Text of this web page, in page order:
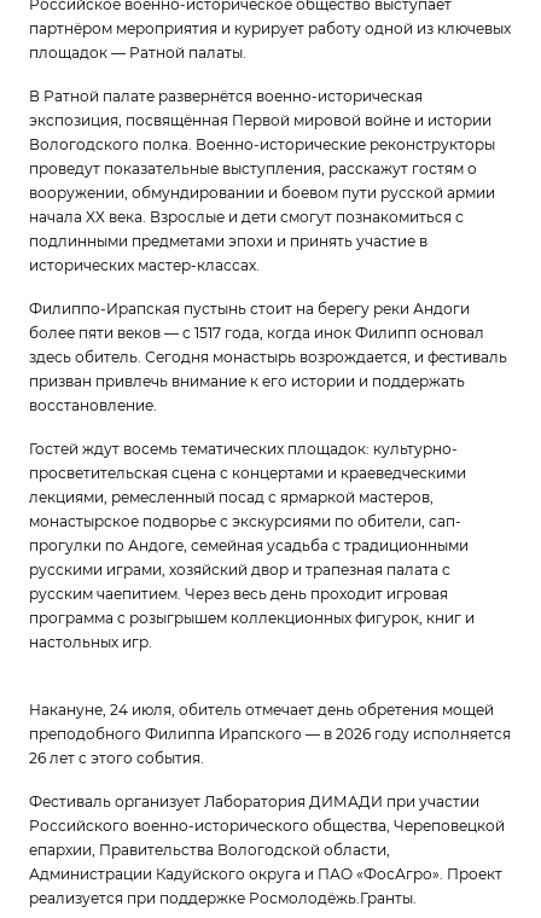
Российское военно-историческое общество выступает
партнёром мероприятия и курирует работу одной из ключевых
площадок — Ратной палаты.
В Ратной палате развернётся военно-историческая
экспозиция, посвящённая Первой мировой войне и истории
Вологодского полка. Военно-исторические реконструкторы
проведут показательные выступления, расскажут гостям о
вооружении, обмундировании и боевом пути русской армии
начала XX века. Взрослые и дети смогут познакомиться с
подлинными предметами эпохи и принять участие в
исторических мастер-классах.
Филиппо-Ирапская пустынь стоит на берегу реки Андоги
более пяти веков — с 1517 года, когда инок Филипп основал
здесь обитель. Сегодня монастырь возрождается, и фестиваль
призван привлечь внимание к его истории и поддержать
восстановление.
Гостей ждут восемь тематических площадок: культурно-
просветительская сцена с концертами и краеведческими
лекциями, ремесленный посад с ярмаркой мастеров,
монастырское подворье с экскурсиями по обители, сап-
прогулки по Андоге, семейная усадьба с традиционными
русскими играми, хозяйский двор и трапезная палата с
русским чаепитием. Через весь день проходит игровая
программа с розыгрышем коллекционных фигурок, книг и
настольных игр.
Накануне, 24 июля, обитель отмечает день обретения мощей
преподобного Филиппа Ирапского — в 2026 году исполняется
26 лет с этого события.
Фестиваль организует Лаборатория ДИМАДИ при участии
Российского военно-исторического общества, Череповецкой
епархии, Правительства Вологодской области,
Администрации Кадуйского округа и ПАО «ФосАгро». Проект
реализуется при поддержке Росмолодёжь.Гранты.